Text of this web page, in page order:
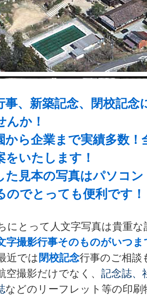
事、新築記念、閉校記念
んか！
から企業まで実績多数！
をいたします！
た見本の写真はパソコ
のでとっても便利です！
にとって人文字写真は貴重
字撮影行事そのものがいつ
近では 閉校記念行事のご相談
空撮影だけでなく、 記念誌、
などのリーフレット等の印